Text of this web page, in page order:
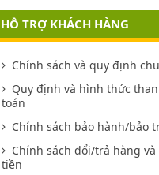
HỖ TRỢ KHÁCH HÀNG
Chính sách và quy định
Quy định và hình thức
toán
Chính sách bảo hành/bảo
Chính sách đổi/trả hàng và
tiền